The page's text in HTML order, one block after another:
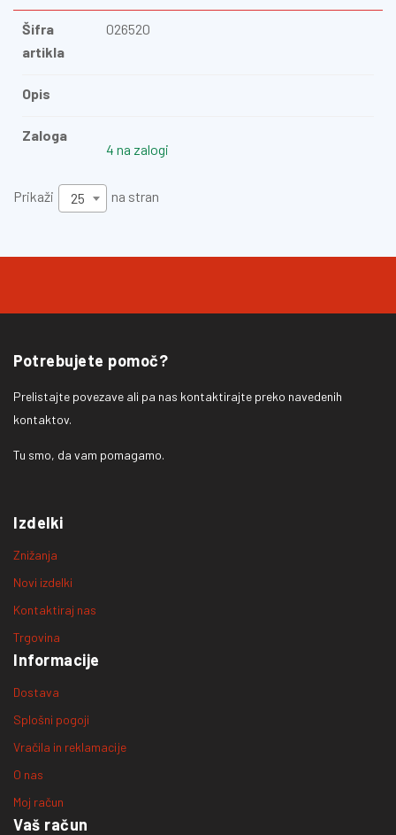
Šifra
artikla
026520
Opis
Zaloga
4 na zalogi
Prikaži 25 na stran
Potrebujete pomoč?
Prelistajte povezave ali pa nas kontaktirajte preko navedenih
kontaktov.
Tu smo, da vam pomagamo.
Izdelki
Znižanja
Novi izdelki
Kontaktiraj nas
Trgovina
Informacije
Dostava
Splošni pogoji
Vračila in reklamacije
O nas
Moj račun
Vaš račun